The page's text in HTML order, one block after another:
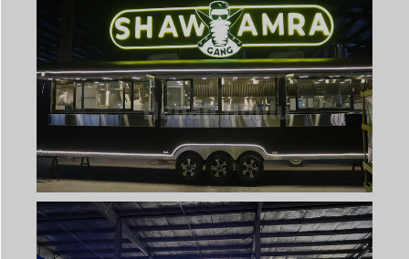
Čeština
Slovenščina
Latviešu valoda
Dansk
Hrvatski
Norsk nynorsk
Maori
Eesti
Български